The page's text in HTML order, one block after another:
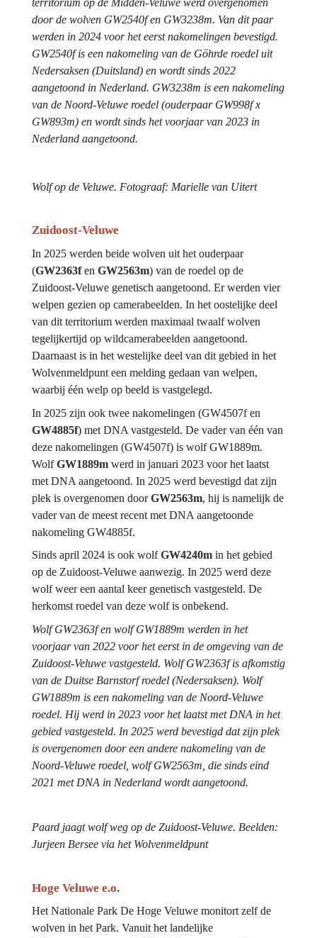
door de wolven GW2540f en GW3238m. Van dit paar
werden in 2024 voor het eerst nakomelingen bevestigd.
GW2540f is een nakomeling van de Göhrde roedel uit
Nedersaksen (Duitsland) en wordt sinds 2022
aangetoond in Nederland. GW3238m is een nakomeling
van de Noord-Veluwe roedel (ouderpaar GW998f x
GW893m) en wordt sinds het voorjaar van 2023 in
Nederland aangetoond.
Wolf op de Veluwe. Fotograaf: Marielle van Uitert
Zuidoost-Veluwe
In 2025 werden beide wolven uit het ouderpaar
(GW2363f en GW2563m) van de roedel op de
Zuidoost-Veluwe genetisch aangetoond. Er werden vier
welpen gezien op camerabeelden. In het oostelijke deel
van dit territorium werden maximaal twaalf wolven
tegelijkertijd op wildcamerabeelden aangetoond.
Daarnaast is in het westelijke deel van dit gebied in het
Wolvenmeldpunt een melding gedaan van welpen,
waarbij één welp op beeld is vastgelegd.
In 2025 zijn ook twee nakomelingen (GW4507f
GW4885f) met DNA vastgesteld. De vader van één van
deze nakomelingen (GW4507f) is wolf GW1889m.
Wolf GW1889m werd in januari 2023 voor het laatst
met DNA aangetoond. In 2025 werd bevestigd dat zijn
plek is overgenomen door GW2563m, hij is namelijk de
vader van de meest recent met DNA aangetoonde
nakomeling GW4885f.
Sinds april 2024 is ook wolf GW4240m in het gebied
op de Zuidoost-Veluwe aanwezig. In 2025 werd deze
wolf weer een aantal keer genetisch vastgesteld. De
herkomst roedel van deze wolf is onbekend.
Wolf GW2363f en wolf GW1889m werden in het
voorjaar van 2022 voor het eerst in de omgeving van de
Zuidoost-Veluwe vastgesteld. Wolf GW2363f is afkomstig
van de Duitse Barnstorf roedel (Nedersaksen). Wolf
GW1889m is een nakomeling van de Noord-Veluwe
roedel. Hij werd in 2023 voor het laatst met DNA in het
gebied vastgesteld. In 2025 werd bevestigd dat zijn plek
is overgenomen door een andere nakomeling van de
Noord-Veluwe roedel, wolf GW2563m, die sinds eind
2021 met DNA in Nederland wordt aangetoond.
Paard jaagt wolf weg op de Zuidoost-Veluwe. Beelden:
Jurjeen Bersee via het Wolvenmeldpunt
Hoge Veluwe e.o.
Het Nationale Park De Hoge Veluwe monitort zelf de
wolven in het Park. Vanuit het landelijke